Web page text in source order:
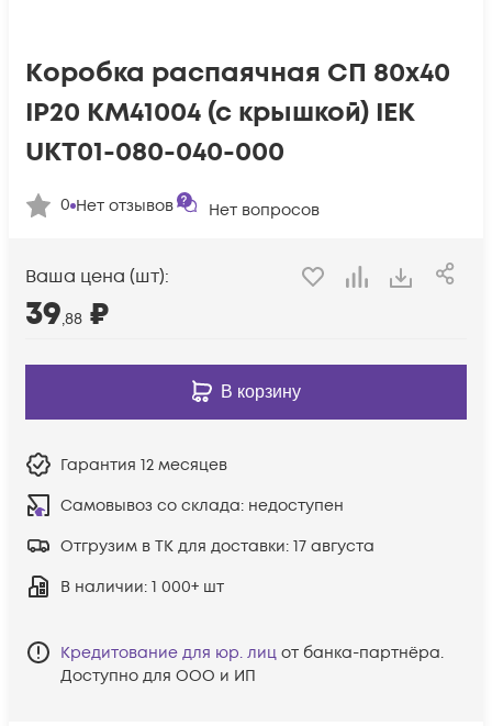
Коробка распаячная СП 80х40
IP20 КМ41004 (с крышкой) IEK
UKT01-080-040-000
0 Нет отзывов Нет вопросов
Ваша цена (шт):
39,88 ₽
В корзину
Гарантия 12 месяцев
Самовывоз со склада: недоступен
Отгрузим в ТК для доставки: 17 августа
В наличии: 1 000+ шт
Кредитование для юр. лиц от банка-партнёра.
Доступно для ООО и ИП